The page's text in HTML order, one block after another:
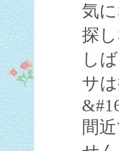
気
探
し
サ
間